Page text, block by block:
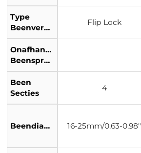
Type
Beenvergrendeling
Flip Lock
Onafhankelijke
Beenspreiding
Been
Secties
4
Beendiameter: 16-25mm/0.63-0.98"